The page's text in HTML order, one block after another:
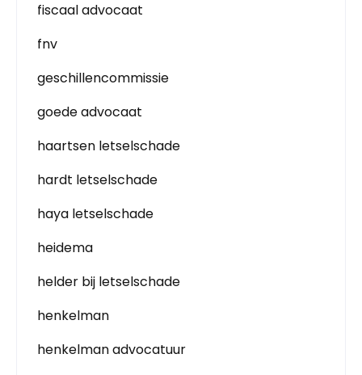
fiscaal advocaat
fnv
geschillencommissie
goede advocaat
haartsen letselschade
hardt letselschade
haya letselschade
heidema
helder bij letselschade
henkelman
henkelman advocatuur